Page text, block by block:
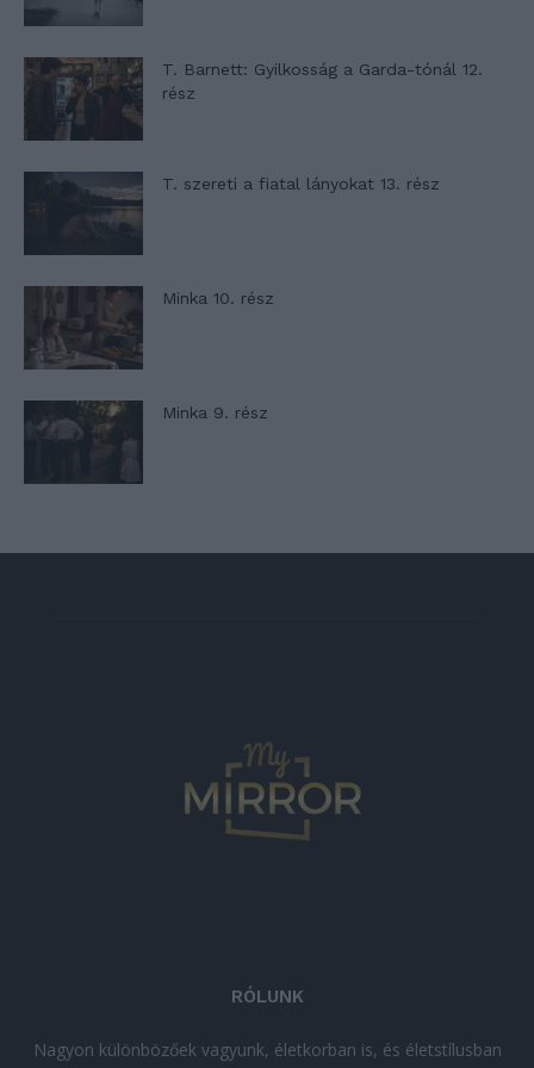
T. Barnett: Gyilkosság a Garda-tónál 12.
rész
T. szereti a fiatal lányokat 13. rész
Minka 10. rész
Minka 9. rész
RÓLUNK
Nagyon különbözőek vagyunk, életkorban is, és életstílusban